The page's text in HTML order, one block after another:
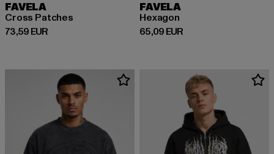
FAVELA
Cross Patches
73,59 EUR
Derzeitiger Preis: 73,59 EUR
FAVELA
Hexagon
65,09 EUR
Derzeitiger Preis: 65,09 EUR